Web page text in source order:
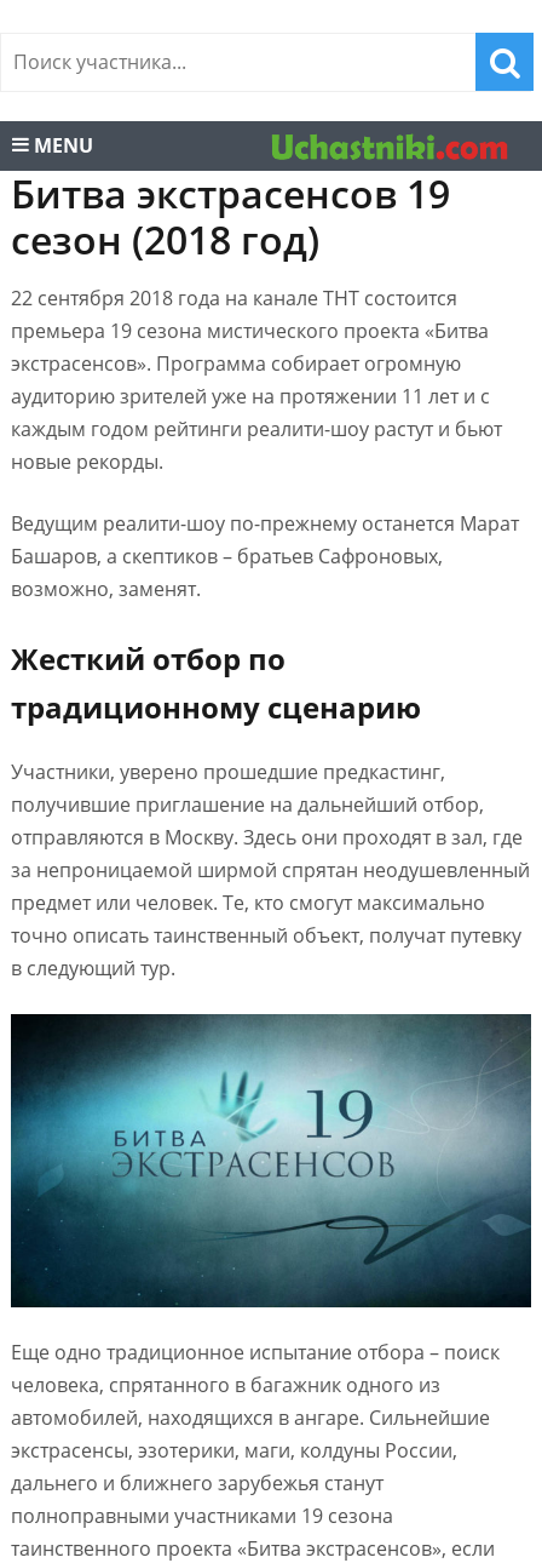
MENU
Битва экстрасенсов 19
сезон (2018 год)
22 сентября 2018 года на канале ТНТ состоится
премьера 19 сезона мистического проекта «Битва
экстрасенсов». Программа собирает огромную
аудиторию зрителей уже на протяжении 11 лет и с
каждым годом рейтинги реалити-шоу растут и бьют
новые рекорды.
Ведущим реалити-шоу по-прежнему останется Марат
Башаров, а скептиков – братьев Сафроновых,
возможно, заменят.
Жесткий отбор по
традиционному сценарию
Участники, уверено прошедшие предкастинг,
получившие приглашение на дальнейший отбор,
отправляются в Москву. Здесь они проходят в зал, где
за непроницаемой ширмой спрятан неодушевленный
предмет или человек. Те, кто смогут максимально
точно описать таинственный объект, получат путевку
в следующий тур.
Еще одно традиционное испытание отбора – поиск
человека, спрятанного в багажник одного из
автомобилей, находящихся в ангаре. Сильнейшие
экстрасенсы, эзотерики, маги, колдуны России,
дальнего и ближнего зарубежья станут
полноправными участниками 19 сезона
таинственного проекта «Битва экстрасенсов», если